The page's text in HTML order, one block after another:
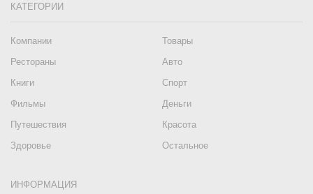
КАТЕГОРИИ
Компании
Товары
Рестораны
Авто
Книги
Спорт
Фильмы
Деньги
Путешествия
Красота
Здоровье
Остальное
ИНФОРМАЦИЯ